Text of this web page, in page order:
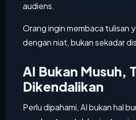
audiens.
Orang ingin membaca tulisan
dengan niat, bukan sekadar
AI Bukan Musuh,
Dikendalikan
Perlu dipahami, AI bukan hal